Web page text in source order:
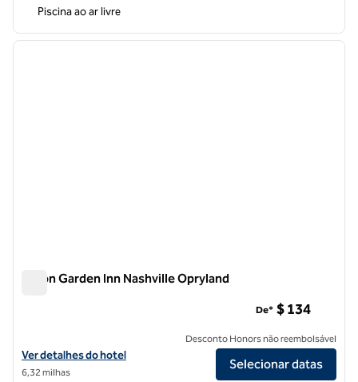
Piscina ao ar livre
1 de 12
Hilton Garden Inn Nashville Opryland
Exibir detalhes do hotel Hilton Garden Inn Nashville Opryland
Ver detalhes do hotel
6,32 milhas
De* $ 134
Desconto Honors não reembolsável
Selecionar datas